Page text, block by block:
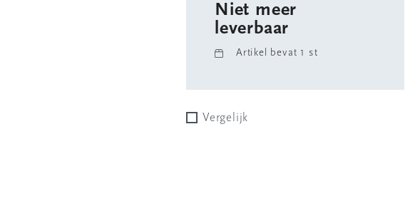
Niet meer
leverbaar
Artikel bevat 1 st
Vergelijk